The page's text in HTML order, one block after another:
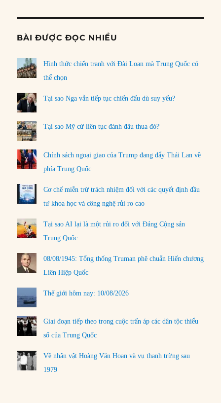
BÀI ĐƯỢC ĐỌC NHIỀU
Hình thức chiến tranh với Đài Loan mà Trung Quốc có
thể chọn
Tại sao Nga vẫn tiếp tục chiến đấu dù suy yếu?
Tại sao Mỹ cứ liên tục đánh đâu thua đó?
Chính sách ngoại giao của Trump đang đẩy Thái Lan về
phía Trung Quốc
Cơ chế miễn trừ trách nhiệm đối với các quyết định đầu
tư khoa học và công nghệ rủi ro cao
Tại sao AI lại là một rủi ro đối với Đảng Cộng sản
Trung Quốc
08/08/1945: Tổng thống Truman phê chuẩn Hiến chương
Liên Hiệp Quốc
Thế giới hôm nay: 10/08/2026
Giai đoạn tiếp theo trong cuộc trấn áp các dân tộc thiểu
số của Trung Quốc
Về nhân vật Hoàng Văn Hoan và vụ thanh trừng sau
1979